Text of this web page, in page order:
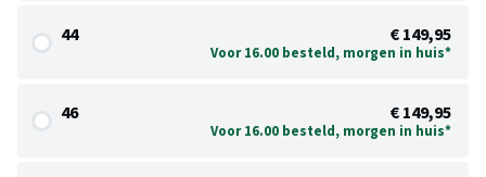
44 € 149,95
Voor 16.00 besteld, morgen in huis*
46 € 149,95
Voor 16.00 besteld, morgen in huis*